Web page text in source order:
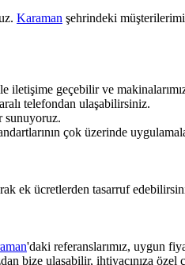
Karaman şehrindeki
iletişime geçebilir ve
telefondan ulaşabilirsiniz.
sunuyoruz.
çok üzerinde
ek ücretlerden tasarruf
'daki referanslarımız, uygun
bize ulaşabilir, ihtiyacınıza